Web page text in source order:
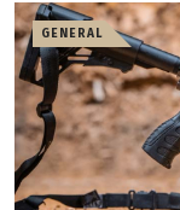
GENERAL